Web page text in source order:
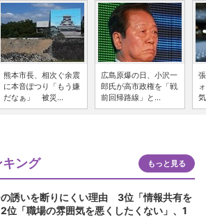
熊本市長、相次ぐ余震
に本音ぽつり「もう嫌
だなぁ」 被災...
広島原爆の日、小沢一
郎氏が高市政権を「戦
前回帰路線」と...
ング もっと見る
の誘いを断りにくい理由 3位「情報共有を
位「職場の雰囲気を悪くしたくない」、1